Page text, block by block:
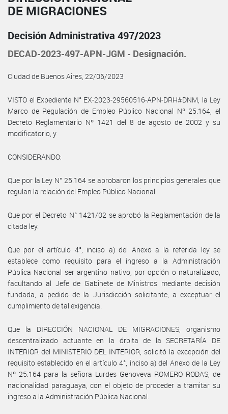
DE MIGRACIONES
Decisión Administrativa 497/2023
DECAD-2023-497-APN-JGM - Designación.
Ciudad de Buenos Aires, 22/06/2023
VISTO el Expediente N° EX-2023-29560516-APN-DRH#DNM, la Ley
Marco de Regulación de Empleo Público Nacional Nº 25.164, el
Decreto Reglamentario Nº 1421 del 8 de agosto de 2002 y su
modificatorio, y
CONSIDERANDO:
Que por la Ley N° 25.164 se aprobaron los principios generales que
regulan la relación del Empleo Público Nacional.
Que por el Decreto N° 1421/02 se aprobó la Reglamentación de la
citada ley.
Que por el artículo 4°, inciso a) del Anexo a la referida ley se
establece como requisito para el ingreso a la Administración
Pública Nacional ser argentino nativo, por opción o naturalizado,
facultando al Jefe de Gabinete de Ministros mediante decisión
fundada, a pedido de la Jurisdicción solicitante, a exceptuar el
cumplimiento de tal exigencia.
Que la DIRECCIÓN NACIONAL DE MIGRACIONES, organismo
descentralizado actuante en la órbita de la SECRETARÍA DE
INTERIOR del MINISTERIO DEL INTERIOR, solicitó la excepción del
requisito establecido en el artículo 4°, inciso a) del Anexo de la Ley
Nº 25.164 para la señora Lurdes Genoveva ROMERO RODAS, de
nacionalidad paraguaya, con el objeto de proceder a tramitar su
ingreso a la Administración Pública Nacional.